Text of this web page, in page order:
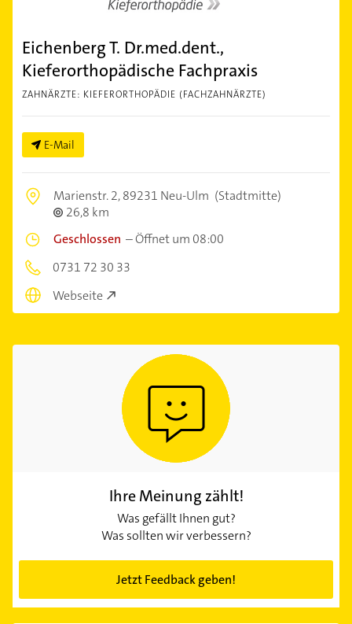
Eichenberg T. Dr.med.dent.,
Kieferorthopädische Fachpraxis
ZAHNÄRZTE: KIEFERORTHOPÄDIE (FACHZAHNÄRZTE)
E-Mail
Marienstr. 2,89231 Neu-Ulm (Stadtmitte)
26,8 km
Geschlossen –Öffnet um 08:00
0731 72 30 33
Webseite
Ihre Meinung zählt!
Was gefällt Ihnen gut?
Was sollten wir verbessern?
Jetzt Feedback geben!